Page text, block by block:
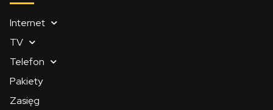
Internet
TV
Telefon
Pakiety
Zasięg